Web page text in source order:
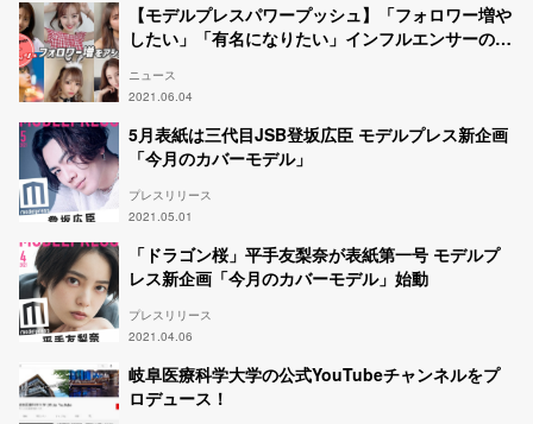
ニュース
2021.06.04
【モデルプレスパワープッシュ】「フォロワー増や
したい」「有名になりたい」インフルエンサーの夢
プレスリリース
2021.05.01
5月表紙は三代目JSB登坂広臣 モデルプレス新企画
「今月のカバーモデル」
プレスリリース
2021.04.06
「ドラゴン桜」平手友梨奈が表紙第一号 モデルプ
レス新企画「今月のカバーモデル」始動
岐阜医療科学大学の公式YouTubeチャンネルをプ
ロデュース！